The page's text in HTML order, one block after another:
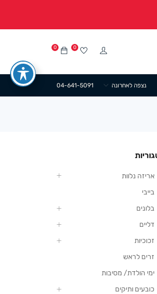
0 0
04-641-5091 נצפה לאחרונה
אריזה נלוות
בייבי
בלונים
דליים
זכוכיות
זרים לראש
ימי הולדת/ מסיבות
כובעים ותיקים